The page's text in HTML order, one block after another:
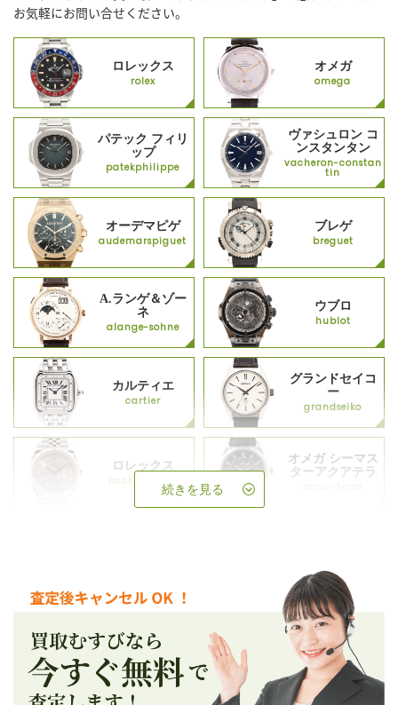
お気軽にお問い合せください。
ロレックス
rolex
オメガ
omega
パテック フィリ
ップ
patekphilippe
ヴァシュロン コ
ンスタンタン
vacheron-constan
tin
オーデマピゲ
audemarspiguet
ブレゲ
breguet
A.ランゲ＆ゾー
ネ
alange-sohne
ウブロ
hublot
カルティエ
cartier
グランドセイコ
ー
grandseiko
ロレックス
backup_rolex
オメガ シーマス
ターアクアテラ
続きを見る